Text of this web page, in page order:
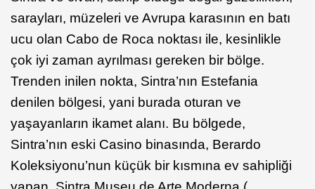
sarayları, müzeleri ve Avrupa karasının en batı
ucu olan Cabo de Roca noktası ile, kesinlikle
çok iyi zaman ayrılması gereken bir bölge.
Trenden inilen nokta, Sintra’nın Estefania
denilen bölgesi, yani burada oturan ve
yaşayanların ikamet alanı. Bu bölgede,
Sintra’nın eski Casino binasında, Berardo
Koleksiyonu’nun küçük bir kısmına ev sahipliği